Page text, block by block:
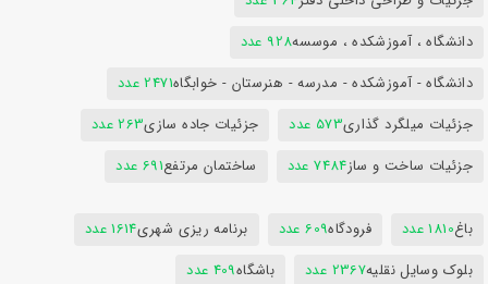
دانشگاه ، آموزشکده ، موسسه928 عدد
دانشگاه - آموزشکده - مدرسه - هنرستان - خوابگاه2471 عدد
جزئیات میلگرد گذاری573 عدد جزئیات جاده سازی263 عدد
جزئیات ساخت و ساز7484 عدد ساختمان مرتفع691 عدد
باغ1810 عدد فرودگاه609 عدد برنامه ریزی شهری1614 عدد
بلوک وسایل نقلیه2367 عدد باشگاه409 عدد